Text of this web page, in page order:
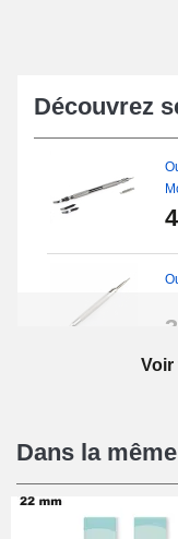
Découvrez
Voir
Dans la